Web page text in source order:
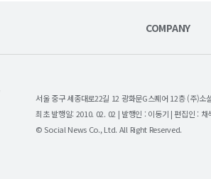
COMPANY
서울 중구 세종대로22길 12 광화문G스퀘어 12층 (주)
최초 발행일: 2010. 02. 02 | 발행인 : 이동기 | 편집인 :
© Social News Co., Ltd. All Right Reserved.